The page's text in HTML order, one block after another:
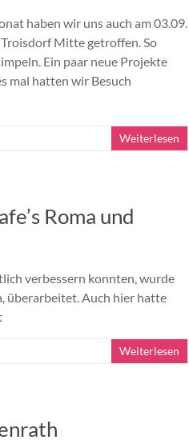
haben wir uns auch am 03.09.
Mitte getroffen. So
Ein paar neue Projekte
mal hatten wir Besuch
Weiterlesen
Roma und
verbessern konnten, wurde
überarbeitet. Auch hier hatte
Weiterlesen